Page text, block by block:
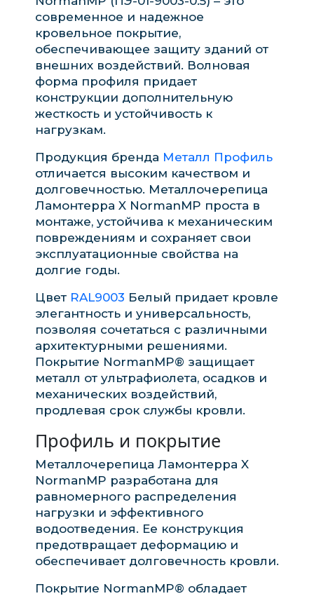
современное и надежное
кровельное покрытие,
обеспечивающее защиту зданий от
внешних воздействий. Волновая
форма профиля придает
конструкции дополнительную
жесткость и устойчивость к
нагрузкам.
Продукция бренда Металл Профиль
отличается высоким качеством и
долговечностью. Металлочерепица
Ламонтерра X NormanMP проста в
монтаже, устойчива к механическим
повреждениям и сохраняет свои
эксплуатационные свойства на
долгие годы.
Цвет RAL9003 Белый придает кровле
элегантность и универсальность,
позволяя сочетаться с различными
архитектурными решениями.
Покрытие NormanMP® защищает
металл от ультрафиолета, осадков и
механических воздействий,
продлевая срок службы кровли.
Профиль и покрытие
Металлочерепица Ламонтерра X
NormanMP разработана для
равномерного распределения
нагрузки и эффективного
водоотведения. Ее конструкция
предотвращает деформацию и
обеспечивает долговечность кровли.
Покрытие NormanMP® обладает